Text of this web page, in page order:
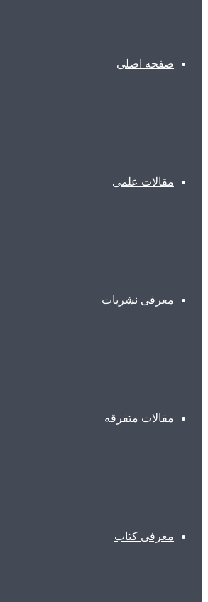
صفحه اصلی
مقالات علمی
معرفی نشریات
مقالات متفرقه
معرفی کتاب